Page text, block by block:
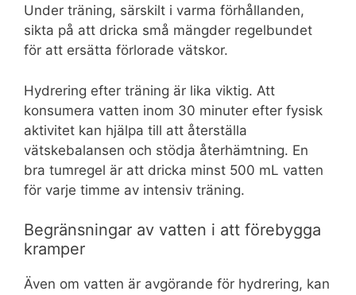
Under träning, särskilt i varma förhållanden,
sikta på att dricka små mängder regelbundet
för att ersätta förlorade vätskor.
Hydrering efter träning är lika viktig. Att
konsumera vatten inom 30 minuter efter fysisk
aktivitet kan hjälpa till att återställa
vätskebalansen och stödja återhämtning. En
bra tumregel är att dricka minst 500 mL vatten
för varje timme av intensiv träning.
Begränsningar av vatten i att förebygga
kramper
Även om vatten är avgörande för hydrering, kan